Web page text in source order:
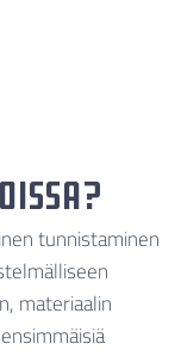
tunnistaminen
materiaalin